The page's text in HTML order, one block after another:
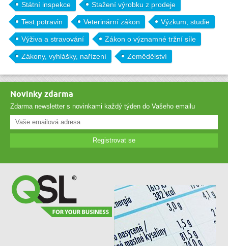
Státní inspekce Stažení výrobku z prodeje
Test potravin Veterinární zákon Výzkum, studie
Výživa a stravování Zákon o významné tržní síle
Zákony, vyhlášky, nařízení Zemědělství
Novinky zdarma
Zdarma newsletter s novinkami každý týden do Vašeho emailu
Registrovat se